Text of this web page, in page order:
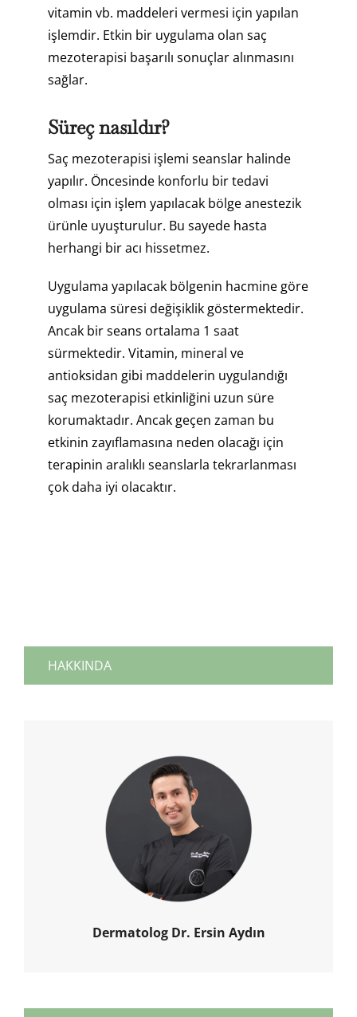
vitamin vb. maddeleri vermesi için yapılan
işlemdir. Etkin bir uygulama olan saç
mezoterapisi başarılı sonuçlar alınmasını
sağlar.
Süreç nasıldır?
Saç mezoterapisi işlemi seanslar halinde
yapılır. Öncesinde konforlu bir tedavi
olması için işlem yapılacak bölge anestezik
ürünle uyuşturulur. Bu sayede hasta
herhangi bir acı hissetmez.
Uygulama yapılacak bölgenin hacmine göre
uygulama süresi değişiklik göstermektedir.
Ancak bir seans ortalama 1 saat
sürmektedir. Vitamin, mineral ve
antioksidan gibi maddelerin uygulandığı
saç mezoterapisi etkinliğini uzun süre
korumaktadır. Ancak geçen zaman bu
etkinin zayıflamasına neden olacağı için
terapinin aralıklı seanslarla tekrarlanması
çok daha iyi olacaktır.
HAKKINDA
Dermatolog Dr. Ersin Aydın